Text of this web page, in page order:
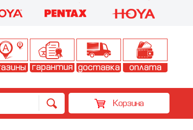
Корзина